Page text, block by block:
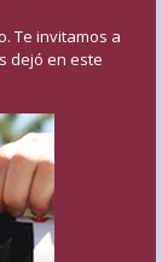
Te invitamos a
dejó en este